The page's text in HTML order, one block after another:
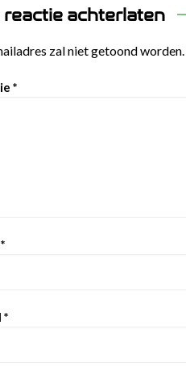
reactie achterlaten
zal niet getoond worden.
*
*
*